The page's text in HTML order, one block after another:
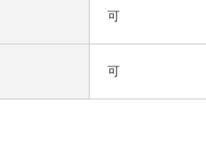
可
可